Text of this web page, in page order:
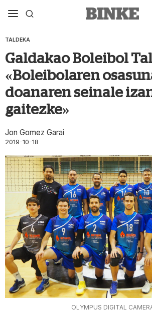
TALDEKA
Galdakao Boleibol
«Boleibolaren
doanaren seinale
gaitezke»
Jon Gomez Garai
2019-10-18
OLYMPUS DIGITAL